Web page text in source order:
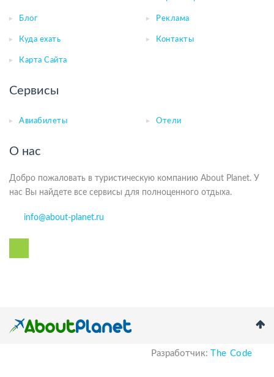
Блог Реклама
Куда ехать Контакты
Карта Сайта
Сервисы
Авиабилеты Отели
О нас
Добро пожаловать в туристическую компанию About Planet. У
нас Вы найдете все сервисы для полноценного отдыха.
info@about-planet.ru
Разработчик: The Code